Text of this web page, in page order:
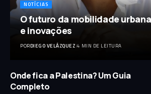
NOTÍCIAS
O futuro da mobilidade
e inovações
PORDIEGO VELÁZQUEZ 4 MIN DE LEITURA
Onde fica a Palestina? Um Guia
Completo